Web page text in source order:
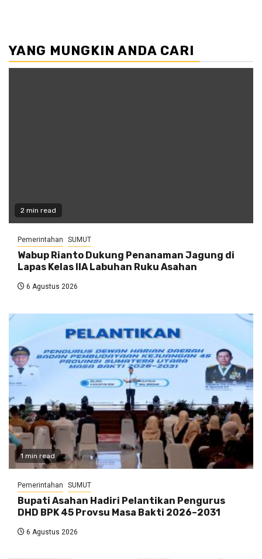
YANG MUNGKIN ANDA CARI
2 min read
Pemerintahan SUMUT
Wabup Rianto Dukung Penanaman Jagung di
Lapas Kelas IIA Labuhan Ruku Asahan
6 Agustus 2026
1 min read
Pemerintahan SUMUT
Bupati Asahan Hadiri Pelantikan Pengurus
DHD BPK 45 Provsu Masa Bakti 2026–2031
6 Agustus 2026